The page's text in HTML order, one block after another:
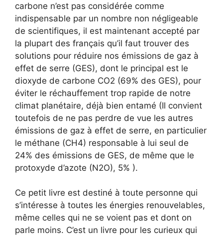
carbone n’est pas considérée comme
indispensable par un nombre non négligeable
de scientifiques, il est maintenant accepté par
la plupart des français qu’il faut trouver des
solutions pour réduire nos émissions de gaz à
effet de serre (GES), dont le principal est le
dioxyde de carbone CO2 (69% des GES), pour
éviter le réchauffement trop rapide de notre
climat planétaire, déjà bien entamé (Il convient
toutefois de ne pas perdre de vue les autres
émissions de gaz à effet de serre, en particulier
le méthane (CH4) responsable à lui seul de
24% des émissions de GES, de même que le
protoxyde d’azote (N2O), 5% ).
Ce petit livre est destiné à toute personne qui
s’intéresse à toutes les énergies renouvelables,
même celles qui ne se voient pas et dont on
parle moins. C’est un livre pour les curieux qui